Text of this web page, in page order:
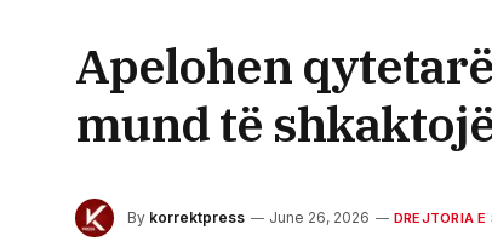
Apelohen
mund të
By korrektpress June 26, 2026 DREJTORIA E